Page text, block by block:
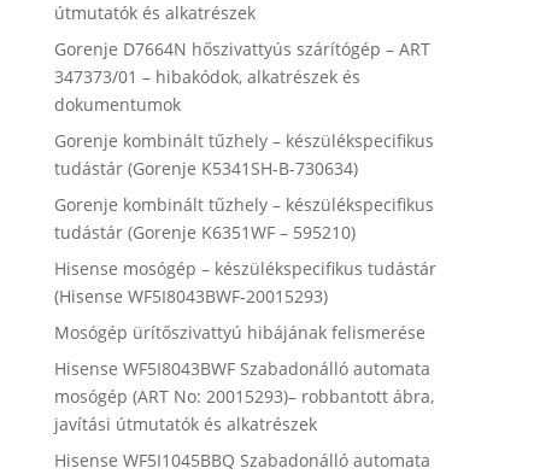
útmutatók és alkatrészek
Gorenje D7664N hőszivattyús szárítógép – ART
347373/01 – hibakódok, alkatrészek és
dokumentumok
Gorenje kombinált tűzhely – készülékspecifikus
tudástár (Gorenje K5341SH-B-730634)
Gorenje kombinált tűzhely – készülékspecifikus
tudástár (Gorenje K6351WF – 595210)
Hisense mosógép – készülékspecifikus tudástár
(Hisense WF5I8043BWF-20015293)
Mosógép ürítőszivattyú hibájának felismerése
Hisense WF5I8043BWF Szabadonálló automata
mosógép (ART No: 20015293)– robbantott ábra,
javítási útmutatók és alkatrészek
Hisense WF5I1045BBQ Szabadonálló automata